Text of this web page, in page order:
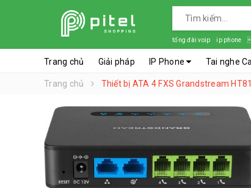
tổng đài voip ip phone
Trang chủ Giải pháp IP Phone Tai nghe
Trang chủ Thiết bị ATA 4 FXS Grandstream